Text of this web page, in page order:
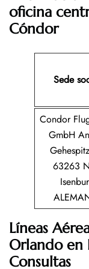
oficina
Cóndor
Sede
Condor
GmbH
63263
Líneas
Orlando en
Consultas